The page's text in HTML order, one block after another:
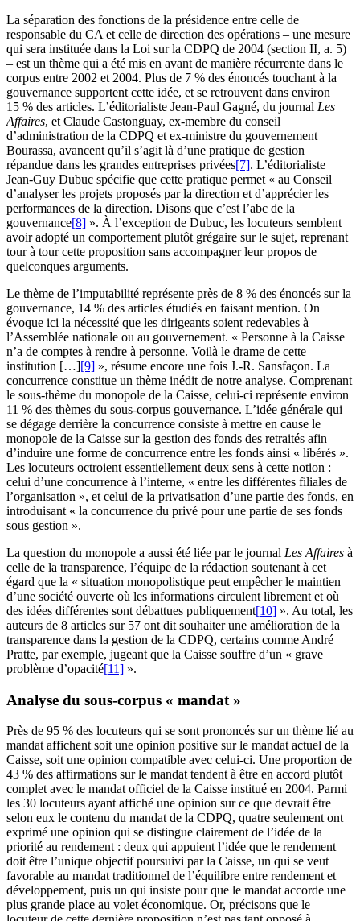
La séparation des fonctions de la présidence entre celle de
responsable du CA et celle de direction des opérations – une mesure
qui sera instituée dans la Loi sur la CDPQ de 2004 (section II, a. 5)
– est un thème qui a été mis en avant de manière récurrente dans le
corpus entre 2002 et 2004. Plus de 7 % des énoncés touchant à la
gouvernance supportent cette idée, et se retrouvent dans environ
15 % des articles. L’éditorialiste Jean-Paul Gagné, du journal Les
Affaires, et Claude Castonguay, ex-membre du conseil
d’administration de la CDPQ et ex-ministre du gouvernement
Bourassa, avancent qu’il s’agit là d’une pratique de gestion
répandue dans les grandes entreprises privées[7]. L’éditorialiste
Jean-Guy Dubuc spécifie que cette pratique permet « au Conseil
d’analyser les projets proposés par la direction et d’apprécier les
performances de la direction. Disons que c’est l’abc de la
gouvernance[8] ». À l’exception de Dubuc, les locuteurs semblent
avoir adopté un comportement plutôt grégaire sur le sujet, reprenant
tour à tour cette proposition sans accompagner leur propos de
quelconques arguments.
Le thème de l’imputabilité représente près de 8 % des énoncés sur la
gouvernance, 14 % des articles étudiés en faisant mention. On
évoque ici la nécessité que les dirigeants soient redevables à
l’Assemblée nationale ou au gouvernement. « Personne à la Caisse
n’a de comptes à rendre à personne. Voilà le drame de cette
institution […][9] », résume encore une fois J.-R. Sansfaçon. La
concurrence constitue un thème inédit de notre analyse. Comprenant
le sous-thème du monopole de la Caisse, celui-ci représente environ
11 % des thèmes du sous-corpus gouvernance. L’idée générale qui
se dégage derrière la concurrence consiste à mettre en cause le
monopole de la Caisse sur la gestion des fonds des retraités afin
d’induire une forme de concurrence entre les fonds ainsi « libérés ».
Les locuteurs octroient essentiellement deux sens à cette notion :
celui d’une concurrence à l’interne, « entre les différentes filiales de
l’organisation », et celui de la privatisation d’une partie des fonds, en
introduisant « la concurrence du privé pour une partie de ses fonds
sous gestion ».
La question du monopole a aussi été liée par le journal Les Affaires à
celle de la transparence, l’équipe de la rédaction soutenant à cet
égard que la « situation monopolistique peut empêcher le maintien
d’une société ouverte où les informations circulent librement et où
des idées différentes sont débattues publiquement[10] ». Au total, les
auteurs de 8 articles sur 57 ont dit souhaiter une amélioration de la
transparence dans la gestion de la CDPQ, certains comme André
Pratte, par exemple, jugeant que la Caisse souffre d’un « grave
problème d’opacité[11] ».
Analyse du sous-corpus « mandat »
Près de 95 % des locuteurs qui se sont prononcés sur un thème lié au
mandat affichent soit une opinion positive sur le mandat actuel de la
Caisse, soit une opinion compatible avec celui-ci. Une proportion de
43 % des affirmations sur le mandat tendent à être en accord plutôt
complet avec le mandat officiel de la Caisse institué en 2004. Parmi
les 30 locuteurs ayant affiché une opinion sur ce que devrait être
selon eux le contenu du mandat de la CDPQ, quatre seulement ont
exprimé une opinion qui se distingue clairement de l’idée de la
priorité au rendement : deux qui appuient l’idée que le rendement
doit être l’unique objectif poursuivi par la Caisse, un qui se veut
favorable au mandat traditionnel de l’équilibre entre rendement et
développement, puis un qui insiste pour que le mandat accorde une
plus grande place au volet économique. Or, précisons que le